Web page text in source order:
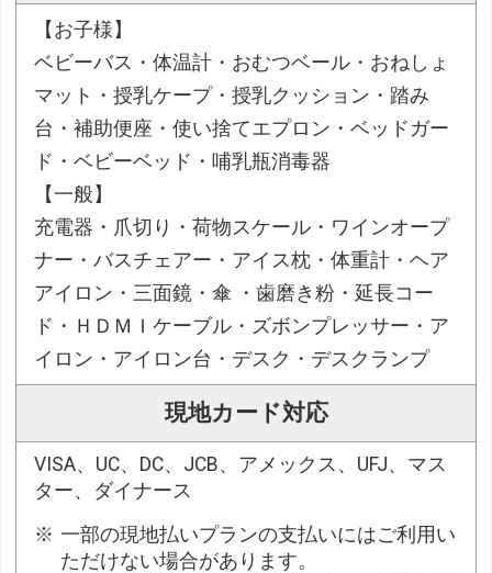
【お子様】
ベビーバス・体温計・おむつベール・おねしょ
マット・授乳ケープ・授乳クッション・踏み
台・補助便座・使い捨てエプロン・ベッドガー
ド・ベビーベッド・哺乳瓶消毒器
【一般】
充電器・爪切り・荷物スケール・ワインオープ
ナー・バスチェアー・アイス枕・体重計・ヘア
アイロン・三面鏡・傘 ・歯磨き粉・延長コー
ド・ＨＤＭＩケーブル・ズボンプレッサー・ア
イロン・アイロン台・デスク・デスクランプ
現地カード対応
VISA、UC、DC、JCB、アメックス、UFJ、マス
ター、ダイナース
一部の現地払いプランの支払いにはご利用い
ただけない場合があります。